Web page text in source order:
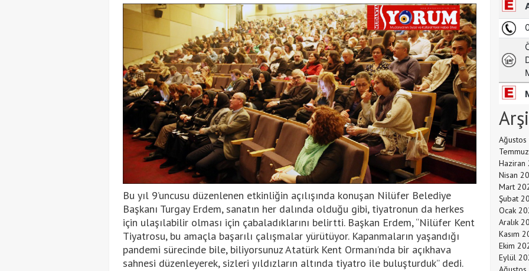
Bu yıl 9’uncusu düzenlenen etkinliğin açılışında konuşan Nilüfer Belediye
Başkanı Turgay Erdem, sanatın her dalında olduğu gibi, tiyatronun da herkes
için ulaşılabilir olması için çabaladıklarını belirtti. Başkan Erdem, “Nilüfer Kent
Tiyatrosu, bu amaçla başarılı çalışmalar yürütüyor. Kapanmaların yaşandığı
pandemi sürecinde bile, biliyorsunuz Atatürk Kent Ormanı’nda bir açıkhava
sahnesi düzenleyerek, sizleri yıldızların altında tiyatro ile buluşturduk” dedi.
Haziran
Nisan
Mart
Şubat
Ocak
Aralık
Kasım
Ekim
Eylül